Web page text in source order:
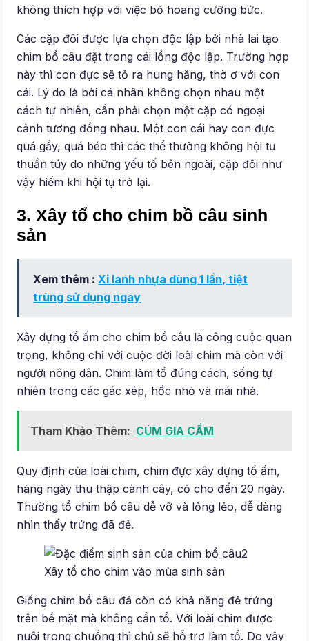
không thích hợp với việc bỏ hoang cưỡng bức.
Các cặp đôi được lựa chọn độc lập bởi nhà lai tạo
chim bồ câu đặt trong cái lồng độc lập. Trường hợp
này thì con đực sẽ tỏ ra hung hăng, thờ ơ với con
cái. Lý do là bởi cá nhân không chọn nhau một
cách tự nhiên, cần phải chọn một cặp có ngoại
cảnh tương đồng nhau. Một con cái hay con đực
quá gầy, quá béo thì các thể thường không hội tụ
thuần túy do những yếu tố bên ngoài, cặp đôi như
vậy hiếm khi hội tụ trở lại.
3. Xây tổ cho chim bồ câu sinh
sản
Xem thêm :Xi lanh nhựa dùng 1 lần, tiệt
trùng sử dụng ngay
Xây dựng tổ ấm cho chim bồ câu là công cuộc quan
trọng, không chỉ với cuộc đời loài chim mà còn với
người nông dân. Chim làm tổ đúng cách, sống tự
nhiên trong các gác xép, hốc nhỏ và mái nhà.
Tham Khảo Thêm: CÚM GIA CẦM
Quy định của loài chim, chim đực xây dựng tổ ấm,
hàng ngày thu thập cành cây, cỏ cho đến 20 ngày.
Thường tổ chim bồ câu dễ vỡ và lỏng lẻo, dễ dàng
nhìn thấy trứng đã đẻ.
Xây tổ cho chim vào mùa sinh sản
Giống chim bồ câu đá còn có khả năng đẻ trứng
trên bề mặt mà không cần tổ. Với loài chim được
nuôi trong chuồng thì chủ sẽ hỗ trợ làm tổ. Do vậy